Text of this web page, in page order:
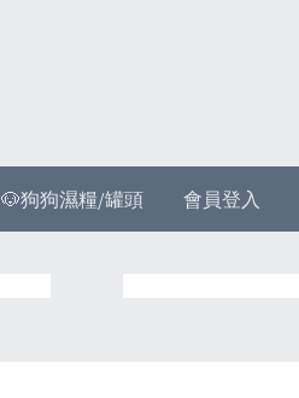
🐶狗狗濕糧/罐頭 會員登入